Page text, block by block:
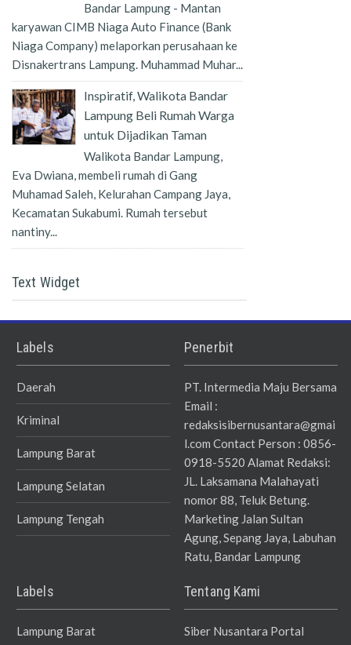
Bandar Lampung - Mantan
karyawan CIMB Niaga Auto Finance (Bank
Niaga Company) melaporkan perusahaan ke
Disnakertrans Lampung. Muhammad Muhar...
Inspiratif, Walikota Bandar
Lampung Beli Rumah Warga
untuk Dijadikan Taman
Walikota Bandar Lampung,
Eva Dwiana, membeli rumah di Gang
Muhamad Saleh, Kelurahan Campang Jaya,
Kecamatan Sukabumi. Rumah tersebut
nantiny...
Text Widget
Labels
Daerah
Kriminal
Lampung Barat
Lampung Selatan
Lampung Tengah
Penerbit
PT. Intermedia Maju Bersama
Email :
redaksisibernusantara@gmai
l.com Contact Person : 0856-
0918-5520 Alamat Redaksi:
JL. Laksamana Malahayati
nomor 88, Teluk Betung.
Marketing Jalan Sultan
Agung, Sepang Jaya, Labuhan
Ratu, Bandar Lampung
Labels
Lampung Barat
Tentang Kami
Siber Nusantara Portal